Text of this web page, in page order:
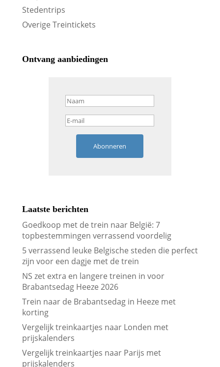
Stedentrips
Overige Treintickets
Ontvang aanbiedingen
Abonneren
Laatste berichten
Goedkoop met de trein naar België: 7
topbestemmingen verrassend voordelig
5 verrassend leuke Belgische steden die perfect
zijn voor een dagje met de trein
NS zet extra en langere treinen in voor
Brabantsedag Heeze 2026
Trein naar de Brabantsedag in Heeze met
korting
Vergelijk treinkaartjes naar Londen met
prijskalenders
Vergelijk treinkaartjes naar Parijs met
prijskalenders